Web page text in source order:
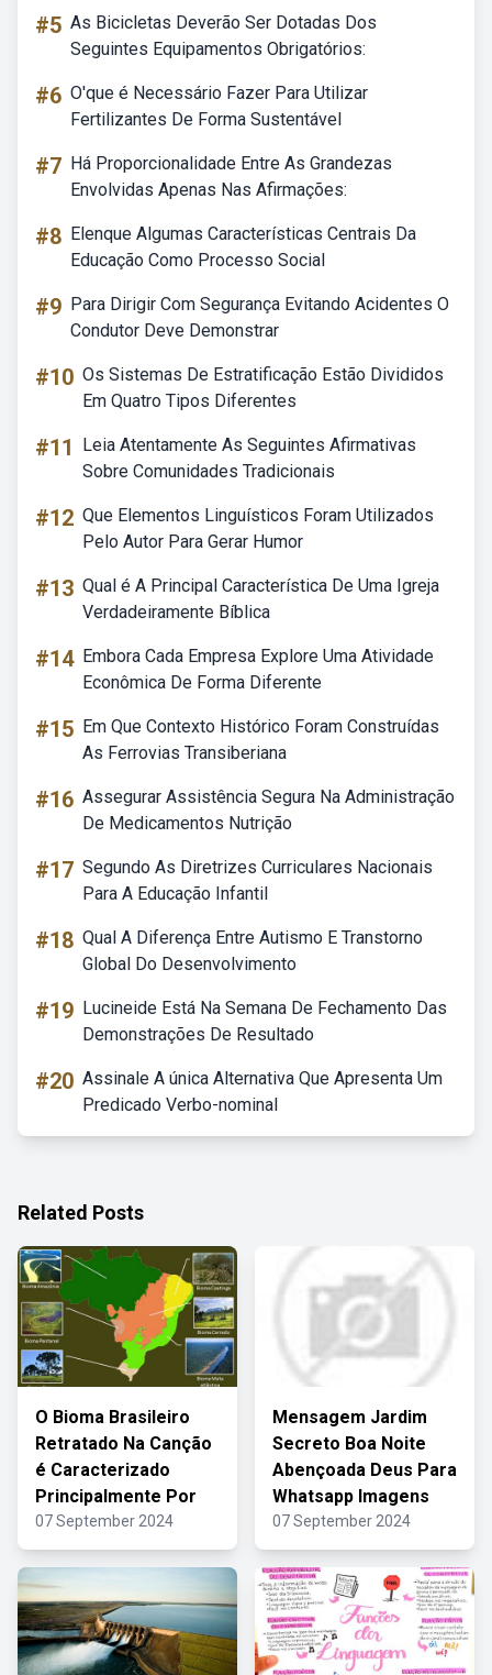
#5 As Bicicletas Deverão Ser Dotadas Dos
Seguintes Equipamentos Obrigatórios:
#6 O'que é Necessário Fazer Para Utilizar
Fertilizantes De Forma Sustentável
#7 Há Proporcionalidade Entre As Grandezas
Envolvidas Apenas Nas Afirmações:
#8 Elenque Algumas Características Centrais Da
Educação Como Processo Social
#9 Para Dirigir Com Segurança Evitando Acidentes O
Condutor Deve Demonstrar
#10 Os Sistemas De Estratificação Estão Divididos
Em Quatro Tipos Diferentes
#11
Leia Atentamente As Seguintes Afirmativas
Sobre Comunidades Tradicionais
#12 Que Elementos Linguísticos Foram Utilizados
Pelo Autor Para Gerar Humor
#13 Qual é A Principal Característica De Uma Igreja
Verdadeiramente Bíblica
#14 Embora Cada Empresa Explore Uma Atividade
Econômica De Forma Diferente
#15 Em Que Contexto Histórico Foram Construídas
As Ferrovias Transiberiana
#16 Assegurar Assistência Segura Na Administração
De Medicamentos Nutrição
#17 Segundo As Diretrizes Curriculares Nacionais
Para A Educação Infantil
#18 Qual A Diferença Entre Autismo E Transtorno
Global Do Desenvolvimento
#19 Lucineide Está Na Semana De Fechamento Das
Demonstrações De Resultado
#20 Assinale A única Alternativa Que Apresenta Um
Predicado Verbo-nominal
Related Posts
O Bioma Brasileiro
Retratado Na Canção
é Caracterizado
Principalmente Por
07 September 2024
Mensagem Jardim
Secreto Boa Noite
Abençoada Deus Para
Whatsapp Imagens
07 September 2024